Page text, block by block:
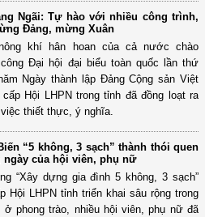
Ngãi: Tự hào với nhiều công trình,
Đảng, mừng Xuân
khí hân hoan của cả nước chào
Đại hội đại biểu toàn quốc lần thứ
Ngày thành lập Đảng Cộng sản Việt
Hội LHPN trong tỉnh đã đồng loạt ra
thiết thực, ý nghĩa.
“5 không, 3 sạch” thành thói quen
ngày của hội viên, phụ nữ
“Xây dựng gia đình 5 không, 3 sạch”
Hội LHPN tỉnh triển khai sâu rộng trong
ở phong trào, nhiều hội viên, phụ nữ đã